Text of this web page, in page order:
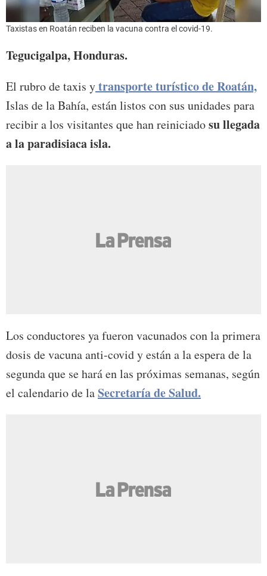
Taxistas en Roatán reciben la vacuna contra el covid-19.
Tegucigalpa, Honduras.
El rubro de taxis ytransporte turístico de Roatán,
Islas de la Bahía, están listos con sus unidades para
recibir a los visitantes que han reiniciadosu llegada
a la paradisiaca isla.
Los conductores ya fueron vacunados con la primera
dosis de vacuna anti-covid y están a la espera de la
segunda que se hará en las próximas semanas, según
el calendario de laSecretaría de Salud.